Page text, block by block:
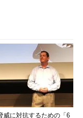
威に対抗するための「6